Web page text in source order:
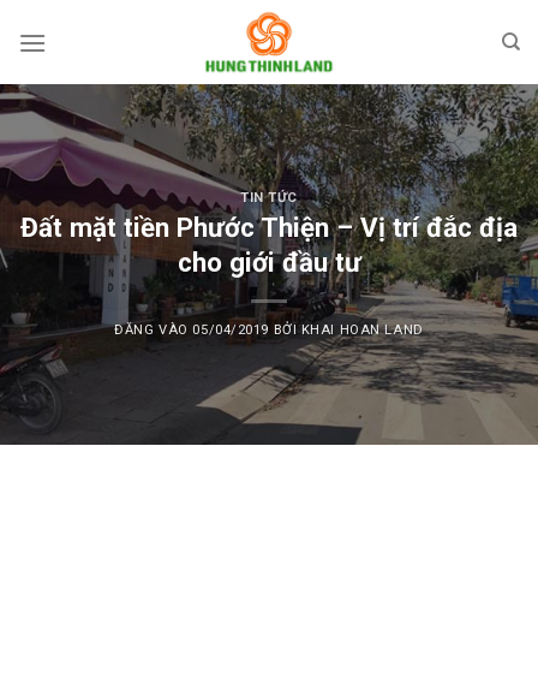
qua
dung
TIN TỨC
Đất mặt tiền Phước Thiện – Vị trí đắc địa
cho giới đầu tư
ĐĂNG VÀO05/04/2019 BỞI KHAI HOAN LAND